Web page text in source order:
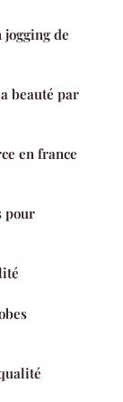
de
beauté par
en france
pour